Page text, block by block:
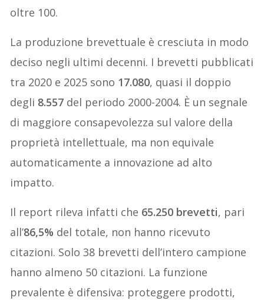
oltre 100.
La produzione brevettuale è cresciuta in modo
deciso negli ultimi decenni. I brevetti pubblicati
tra 2020 e 2025 sono 17.080, quasi il doppio
degli 8.557 del periodo 2000-2004. È un segnale
di maggiore consapevolezza sul valore della
proprietà intellettuale, ma non equivale
automaticamente a innovazione ad alto
impatto.
Il report rileva infatti che 65.250 brevetti, pari
all’86,5% del totale, non hanno ricevuto
citazioni. Solo 38 brevetti dell’intero campione
hanno almeno 50 citazioni. La funzione
prevalente è difensiva: proteggere prodotti,